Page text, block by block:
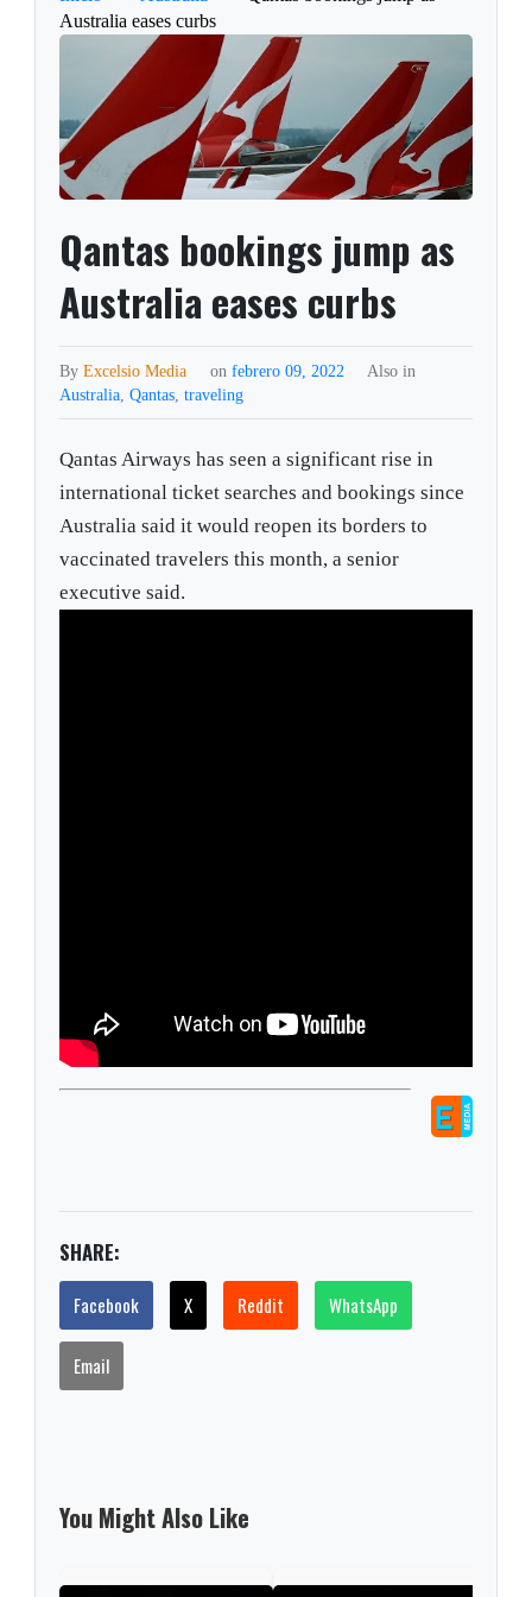
Australia eases curbs
Qantas bookings jump as
Australia eases curbs
ByExcelsio Media on febrero 09, 2022
Also in
Australia,Qantas,traveling
Qantas Airways has seen a significant rise in
international ticket searches and bookings since
Australia said it would reopen its borders to
vaccinated travelers this month, a senior
executive said.
SHARE:
Facebook X Reddit WhatsApp
Email
You Might Also Like